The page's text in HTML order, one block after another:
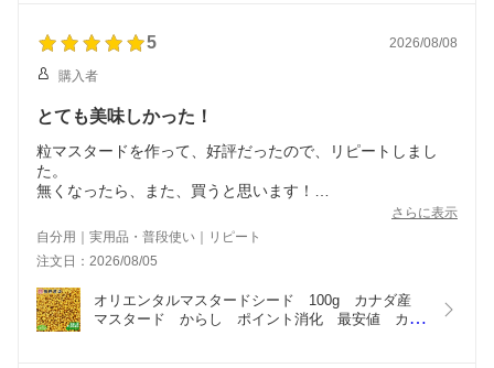
5 2026/08/08
購入者
とても美味しかった！
粒マスタードを作って、好評だったので、リピートしまし
た。
無くなったら、また、買うと思います！
さらに表示
自分用｜実用品・普段使い｜リピート
注文日：2026/08/05
オリエンタルマスタードシード　100g　カナダ産
マスタード　からし　ポイント消化　最安値　カナ